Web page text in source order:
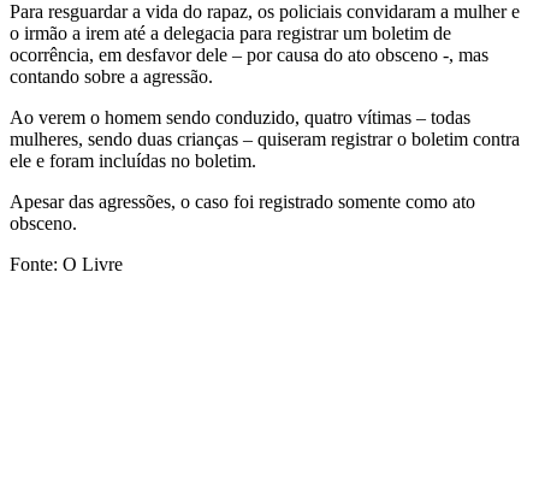
Para resguardar a vida do rapaz, os policiais convidaram a mulher e
o irmão a irem até a delegacia para registrar um boletim de
ocorrência, em desfavor dele – por causa do ato obsceno -, mas
contando sobre a agressão.
Ao verem o homem sendo conduzido, quatro vítimas – todas
mulheres, sendo duas crianças – quiseram registrar o boletim contra
ele e foram incluídas no boletim.
Apesar das agressões, o caso foi registrado somente como ato
obsceno.
Fonte: O Livre